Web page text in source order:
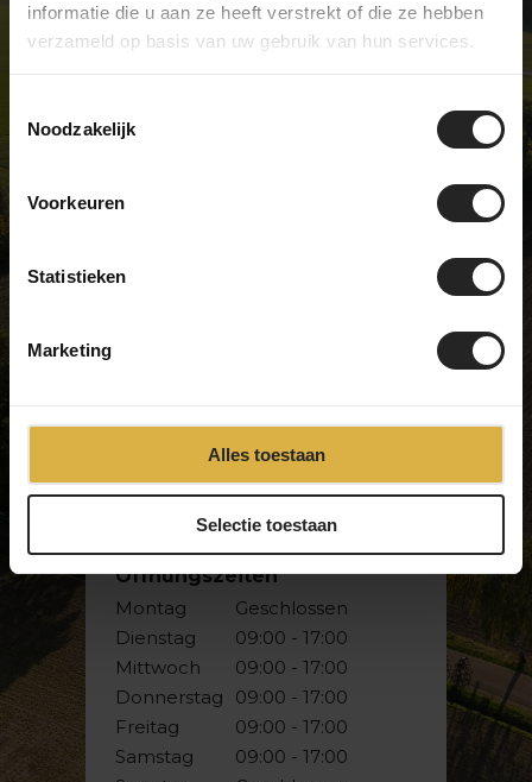
informatie die u aan ze heeft verstrekt of die ze hebben
verzameld op basis van uw gebruik van hun services.
Noodzakelijk
Voorkeuren
Statistieken
Marketing
Alles toestaan
Selectie toestaan
Wir sind nicht wie die meisten
wir ziemlich stolz. Wir verkaufen
7441 HA Nijverdal
Die Niederlande
Öffnungszeiten
Montag
Dienstag
Mittwoch
Donnerstag
Freitag
Samstag
Geschlossen
09:00 - 17:00
09:00 - 17:00
09:00 - 17:00
09:00 - 17:00
09:00 - 17:00